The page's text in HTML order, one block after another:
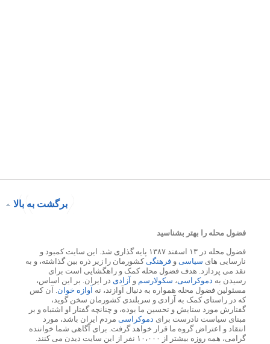
برگشت به بالا
فضول محله را بهتر بشناسید
فضول محله در ۱۳ اسفند ۱۳۸۷ پایه گذاری شد. این سایت کمبود و
نارسایی های سیاسی و فرهنگیکشورمان را زیر ذره بین گذاشته، و به
نقد می پردازد. هدف فضول محله کمک و راهگشایی است برای
رسیدن به دموکراسی، سکولارسم و آزادی در ایران. بر این اساس،
مسئولین فضول محله همواره به دنبال آوازند، نه آوازه خوان. آن کس
که در راستای کمک به آزادی و سربلندی کشورمان سخن گوید،
گفتارش مورد ستایش و تحسین ما بوده، و چنانچه گفتار او اشتباه و بر
مبنای سیاست نادرست برای دموکراسی مردم ایران باشد، مورد
انتقاد و اعتراض گروه ما قرار خواهد گرفت. برای آگاهی شما خواننده
گرامی، همه روزه بیشتر از ۱۰،۰۰۰ نفر از این سایت دیدن می کنند.